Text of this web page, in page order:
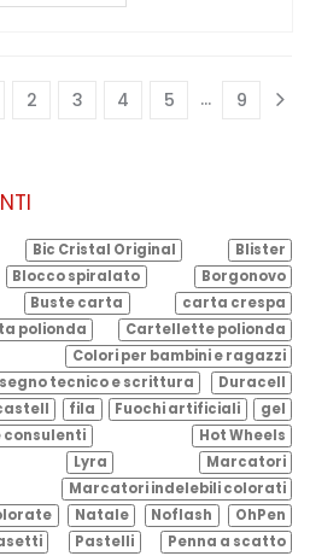
2 3 4 5 ... 9
Bic Cristal Original
Blister
Blocco spiralato
Borgonovo
Buste carta
carta crespa
polionda
Cartellette polionda
Colori per bambini e ragazzi
tecnico e scrittura
Duracell
fila Fuochi artificiali
gel
consulenti
Hot Wheels
Lyra
Marcatori
Marcatori indelebili colorati
Natale Noflash
OhPen
Pastelli
Penna a scatto